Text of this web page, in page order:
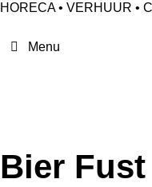
HORECA • VERHUUR •
Bier